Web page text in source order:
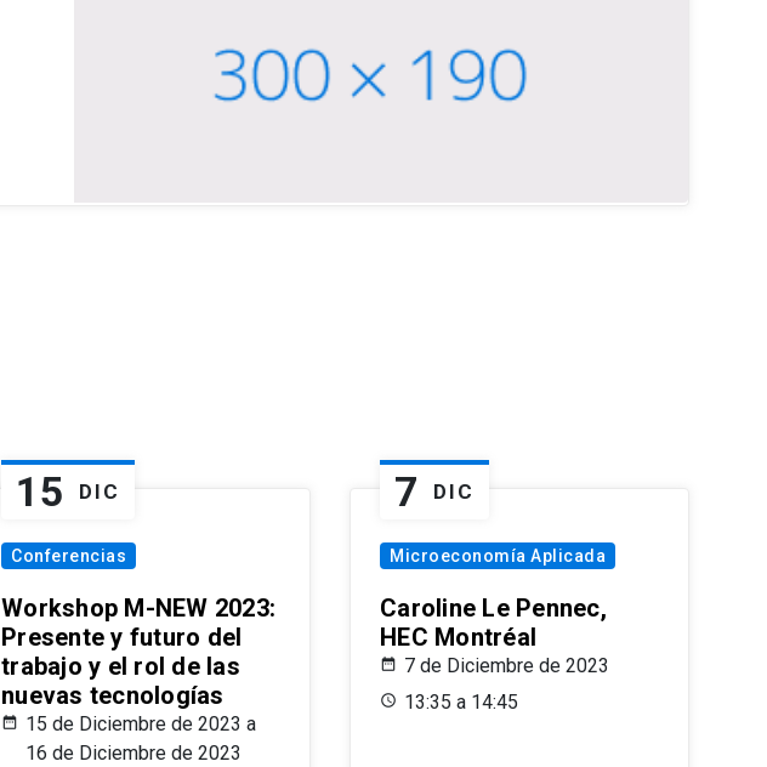
15 DIC
Conferencias
Workshop M-NEW 2023:
Presente y futuro del
trabajo y el rol de las
nuevas tecnologías
15 de Diciembre de 2023 a
16 de Diciembre de 2023
7 DIC
Microeconomía Aplicada
Caroline Le Pennec,
HEC Montréal
7 de Diciembre de 2023
13:35 a 14:45